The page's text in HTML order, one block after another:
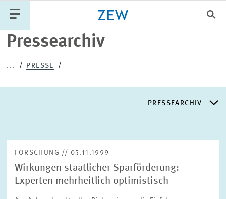
Pressearchiv
... PRESSE
PRESSEARCHIV
PRESSEVERTEILER
FORSCHUNG // 05.11.1999
Wirkungen staatlicher Sparförderung:
Experten mehrheitlich optimistisch